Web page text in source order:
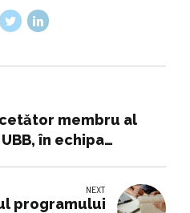
membru al
în echipa
NEXT
programului